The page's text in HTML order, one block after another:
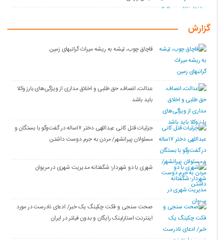
گزارش
قاچاق چوب، تیشه به ریشه میراث گرانبهای زمین
عدالت، انصاف، حق طلبی و اخلاق مداری از ویژگی‌های بارز وکلا
باید باشد
جزئیات قتل کانی عبداللهی دختر ۱۷ساله در گفت‌وگو با بستگان و
مسئولان پیرانشهر/ مردن به جرم دوست داشتن
شهری با دو شهردار؛ شگفتانه مدیریت شهری در مریوان
صحت سنجی و فکت چکینگ یک خبر/ ادعای نادرست در مورد
اینترنت استارلینک رایگان و بدون فیلتر در ایران